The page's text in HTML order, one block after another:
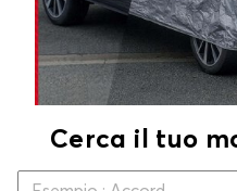
Cerca il tuo